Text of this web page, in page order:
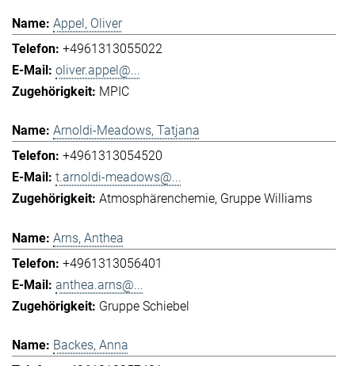
Appel, Oliver
+4961313055022
oliver.appel@...
MPIC
Arnoldi-Meadows, Tatjana
+4961313054520
t.arnoldi-meadows@...
Atmosphärenchemie Gruppe Williams
Arns, Anthea
+4961313056401
anthea.arns@...
Gruppe Schiebel
Backes, Anna